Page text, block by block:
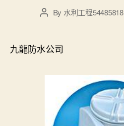
PostBy 水利工程54485818
九龍防水公司